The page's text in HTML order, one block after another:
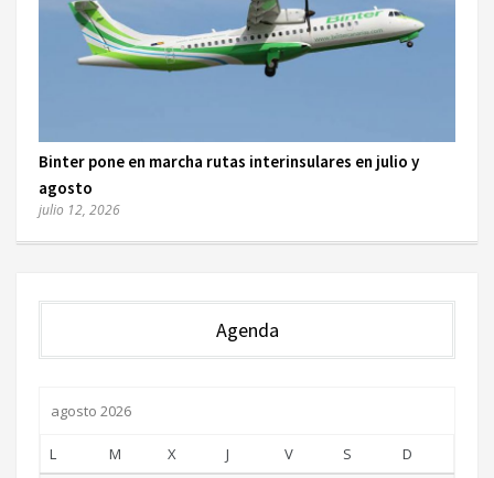
Binter pone en marcha rutas interinsulares en julio y
agosto
julio 12, 2026
Agenda
agosto 2026
L M X J V S
D